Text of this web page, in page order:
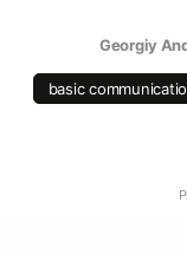
Georgiy
basic